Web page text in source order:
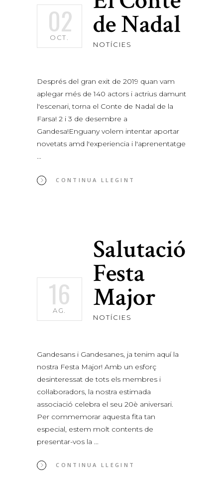
02
OCT. de Nadal
NOTÍCIES
Després del gran exit de 2019 quan vam
aplegar més de 140 actors i actrius damunt
l'escenari, torna el Conte de Nadal de la
Farsa! 2 i 3 de desembre a
Gandesa!Enguany volem intentar aportar
novetats amd l'experiencia i l'aprenentatge
CONTINUA LLEGINT
16
AG.
Salutació
Festa
Major
NOTÍCIES
Gandesans i Gandesanes, ja tenim aquí la
nostra Festa Major! Amb un esforç
desinteressat de tots els membres i
col·laboradors, la nostra estimada
associació celebra el seu 20è aniversari.
Per commemorar aquesta fita tan
especial, estem molt contents de
presentar-vos la
CONTINUA LLEGINT